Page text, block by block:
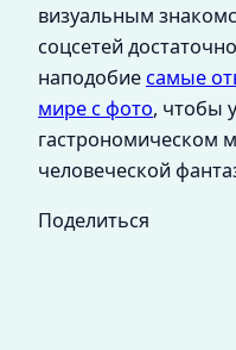
визуальным
соцсетей
наподобие самые
мире с фото, чтобы
гастрономическом
человеческой
Поделиться